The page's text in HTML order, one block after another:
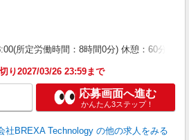
所定労働時間：8時間0分) 休憩：60分 時
り2027/03/26 23:59まで
応募画面へ進む
かんたん3ステップ！
社BREXA Technology の他の求人をみる